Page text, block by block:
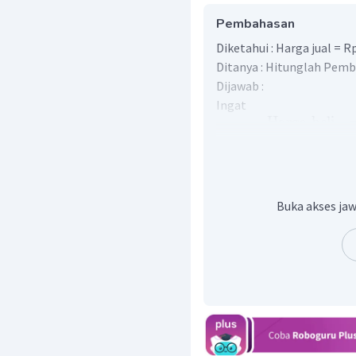
Pembahasan
Diketahui : Harga jual =
Ditanya : Hitunglah
Dijawab :
Ingat
Jadi, harga
Buka akses